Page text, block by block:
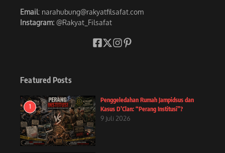
Email: narahubung@rakyatfilsafat.com
Instagram: @Rakyat_Filsafat
Featured Posts
1
Penggeledahan Rumah Jampidsus dan
Kasus D’Clan: “Perang Institusi”?
9 Juli 2026